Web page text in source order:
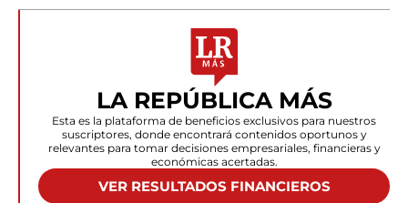
LA REPÚBLICA MÁS
Esta es la plataforma de beneficios exclusivos para nuestros
suscriptores, donde encontrará contenidos oportunos y
relevantes para tomar decisiones empresariales, financieras y
económicas acertadas.
VER RESULTADOS FINANCIEROS